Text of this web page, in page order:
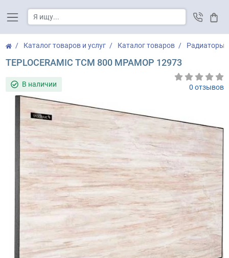
Каталог товаров и услуг Каталог товаров Радиаторы
TEPLOCERAMIC ТСМ 800 МРАМОР 12973
В наличии 0 отзывов